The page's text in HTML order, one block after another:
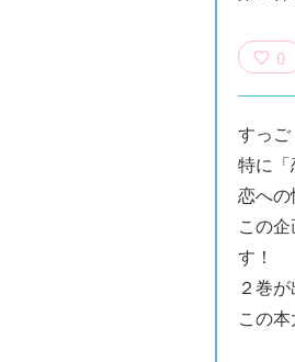
0
すっご
特に
恋へ
この
す！
２巻
この
トモダチデス
ーム 昨日
は今日の敵